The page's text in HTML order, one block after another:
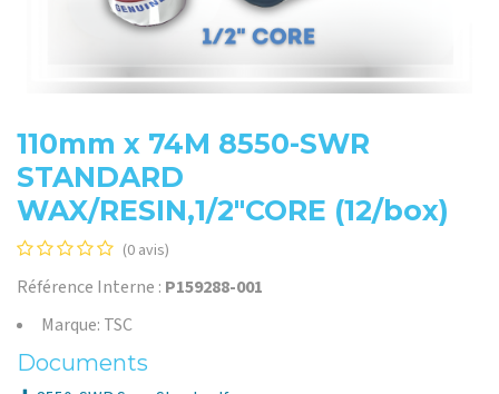
110mm x 74M 8550-SWR
STANDARD
WAX/RESIN,1/2"CORE (12/box)
(0 avis)
Référence Interne : P159288-001
Marque: TSC
Documents